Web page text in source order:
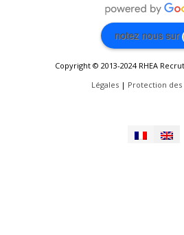
notez nous sur
Copyright © 2013-2024 RHEA
Légales | Protection